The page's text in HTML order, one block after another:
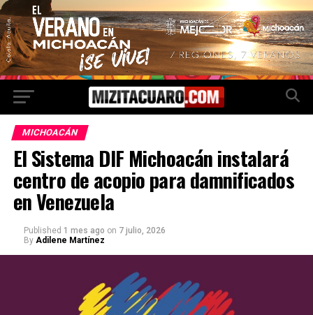
MICHOACÁN
El Sistema DIF Michoacán instalará
centro de acopio para damnificados
en Venezuela
Published 1 mes ago on 7 julio, 2026
By Adilene Martínez